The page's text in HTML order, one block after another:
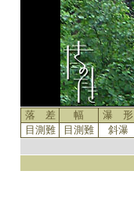
落 差 幅 瀑 形
目測難
目測難 斜瀑